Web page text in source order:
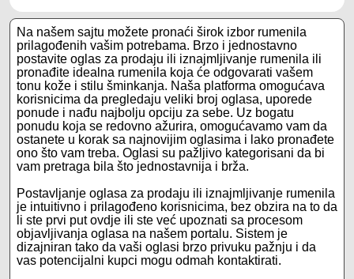
Na našem sajtu možete pronaći širok izbor rumenila
prilagođenih vašim potrebama. Brzo i jednostavno
postavite oglas za prodaju ili iznajmljivanje rumenila ili
pronađite idealna rumenila koja će odgovarati vašem
tonu kože i stilu šminkanja. Naša platforma omogućava
korisnicima da pregledaju veliki broj oglasa, uporede
ponude i nađu najbolju opciju za sebe. Uz bogatu
ponudu koja se redovno ažurira, omogućavamo vam da
ostanete u korak sa najnovijim oglasima i lako pronađete
ono što vam treba. Oglasi su pažljivo kategorisani da bi
vam pretraga bila što jednostavnija i brža.
Postavljanje oglasa za prodaju ili iznajmljivanje rumenila
je intuitivno i prilagođeno korisnicima, bez obzira na to da
li ste prvi put ovdje ili ste već upoznati sa procesom
objavljivanja oglasa na našem portalu. Sistem je
dizajniran tako da vaši oglasi brzo privuku pažnju i da
vas potencijalni kupci mogu odmah kontaktirati.